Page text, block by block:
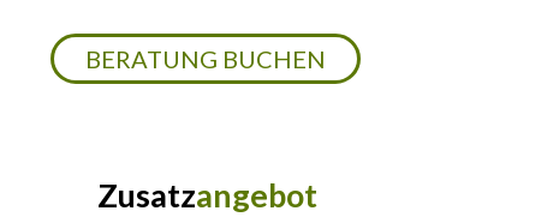
BERATUNG BUCHEN
Zusatzangebot